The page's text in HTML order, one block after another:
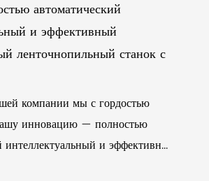
автоматический
и эффективный
ленточнопильный станок с
компании мы с гордостью
инновацию — полностью
интеллектуальный и эффективн...